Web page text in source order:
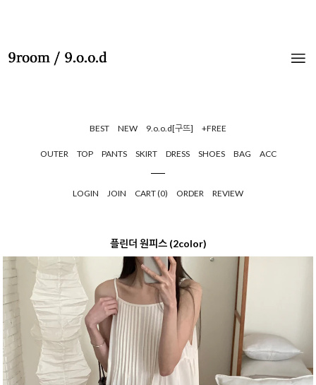
BEST NEW 9.o.o.d[구뜨] +FREE
OUTER TOP PANTS SKIRT DRESS SHOES BAG ACC
LOGIN JOIN CART (0) ORDER REVIEW
플린더 원피스 (2color)